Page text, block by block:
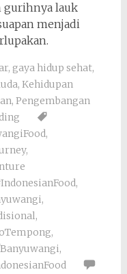
gurihnya lauk
menjadi
, gaya hidup sehat,
, Kehidupan
, Pengembangan
,
,
,
,
,
,
,